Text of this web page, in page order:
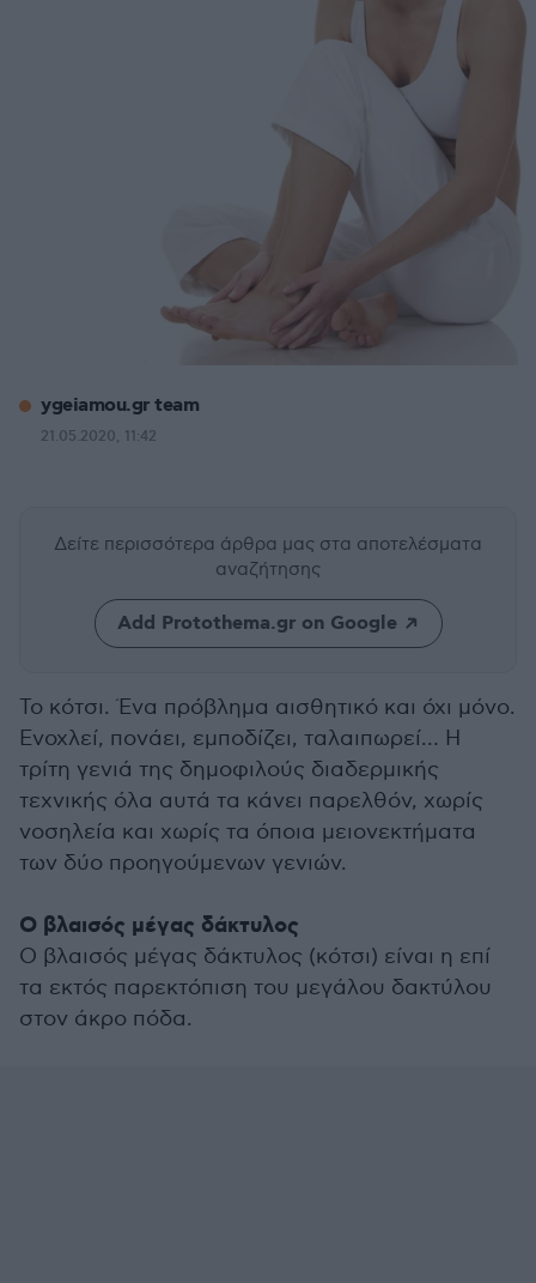
ygeiamou.gr team
21.05.2020, 11:42
Δείτε περισσότερα άρθρα μας στα αποτελέσματα
αναζήτησης
Add Protothema.gr on Google
Το κότσι. Ένα πρόβλημα αισθητικό και όχι μόνο.
Ενοχλεί, πονάει, εμποδίζει, ταλαιπωρεί… Η
τρίτη γενιά της δημοφιλούς διαδερμικής
τεχνικής όλα αυτά τα κάνει παρελθόν, χωρίς
νοσηλεία και χωρίς τα όποια μειονεκτήματα
των δύο προηγούμενων γενιών.
Ο βλαισός μέγας δάκτυλος
Ο βλαισός μέγας δάκτυλος (κότσι) είναι η επί
τα εκτός παρεκτόπιση του μεγάλου δακτύλου
στον άκρο πόδα.